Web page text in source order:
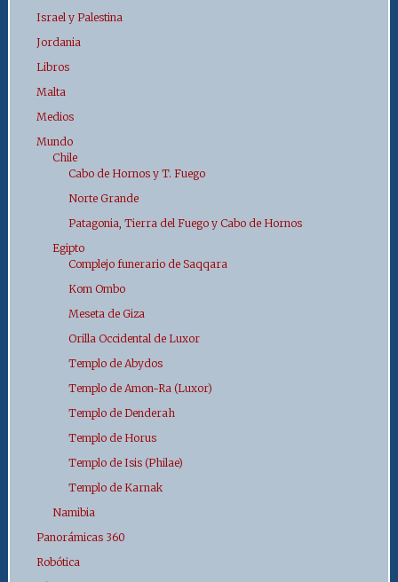
Israel y Palestina
Jordania
Libros
Malta
Medios
Mundo
Chile
Cabo de Hornos y T. Fuego
Norte Grande
Patagonia, Tierra del Fuego y Cabo de Hornos
Egipto
Complejo funerario de Saqqara
Kom Ombo
Meseta de Giza
Orilla Occidental de Luxor
Templo de Abydos
Templo de Amon-Ra (Luxor)
Templo de Denderah
Templo de Horus
Templo de Isis (Philae)
Templo de Karnak
Namibia
Panorámicas 360
Robótica